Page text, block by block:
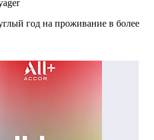
год на проживание в более